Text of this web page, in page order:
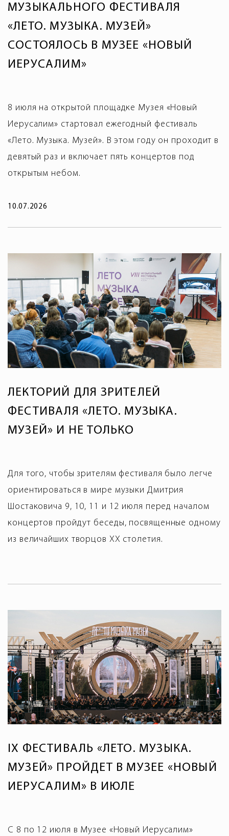
МУЗЫКАЛЬНОГО ФЕСТИВАЛЯ
«ЛЕТО. МУЗЫКА. МУЗЕЙ»
СОСТОЯЛОСЬ В МУЗЕЕ «НОВЫЙ
ИЕРУСАЛИМ»
8 июля на открытой площадке Музея «Новый
Иерусалим» стартовал ежегодный фестиваль
«Лето. Музыка. Музей». В этом году он проходит в
девятый раз и включает пять концертов под
открытым небом.
10.07.2026
ЛЕКТОРИЙ ДЛЯ ЗРИТЕЛЕЙ
ФЕСТИВАЛЯ «ЛЕТО. МУЗЫКА.
МУЗЕЙ» И НЕ ТОЛЬКО
Для того, чтобы зрителям фестиваля было легче
ориентироваться в мире музыки Дмитрия
Шостаковича 9, 10, 11 и 12 июля перед началом
концертов пройдут беседы, посвященные одному
из величайших творцов XX столетия.
IX ФЕСТИВАЛЬ «ЛЕТО. МУЗЫКА.
МУЗЕЙ» ПРОЙДЕТ В МУЗЕЕ «НОВЫЙ
ИЕРУСАЛИМ» В ИЮЛЕ
С 8 по 12 июля в Музее «Новый Иерусалим»